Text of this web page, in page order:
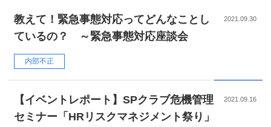
教えて！緊急事態対応ってどんなことし
ているの？ ～緊急事態対応座談会
内部不正
2021.09.30
【イベントレポート】SPクラブ危機管理
セミナー「HRリスクマネジメント祭り」
2021.09.16